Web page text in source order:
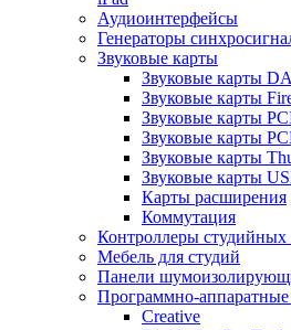
Аудиоинтерфейсы
Генераторы
Звуковые карты
Звуковые карты
Звуковые карты
Звуковые карты
Звуковые карты
Звуковые карты
Звуковые карты
Карты расширения
Коммутация
Контроллеры студийных
Мебель для студий
Панели
Программно-
Creative